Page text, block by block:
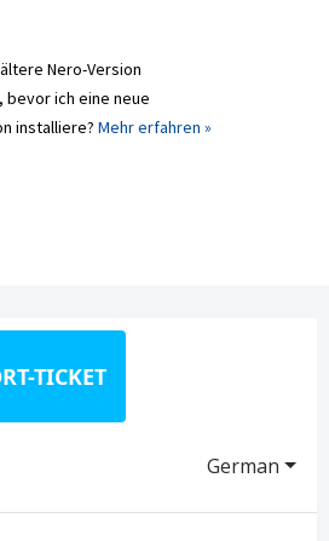
Nero-Version
ich eine neue
installiere? Mehr erfahren »
TICKET
German